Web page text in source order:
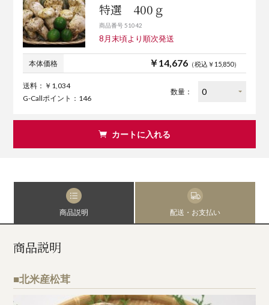
特選 400ｇ
商品番号 51042
8月末頃より順次発送
本体価格 ￥14,676（税込￥15,850）
送料：￥1,034
G-Callポイント：146
数量：
カートに入れる
商品説明 配送・お支払い
商品説明
■北米産松茸